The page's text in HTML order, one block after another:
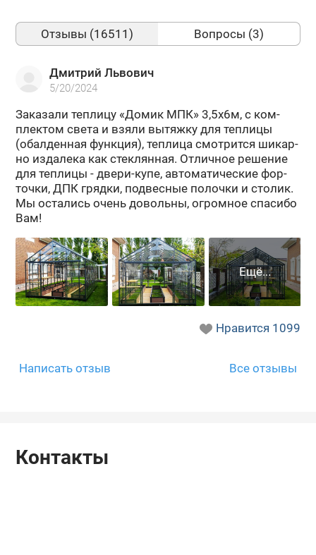
Отзывы (16511) Вопросы (3)
Дмитрий Львович
5/20/2024
За­ка­за­ли теп­ли­цу «Домик МПК» 3,5х6м, с ком­
плек­том света и взяли вы­тяж­ку для теп­ли­цы
(обал­ден­ная функ­ция), теп­ли­ца смот­рит­ся ши­кар­
но из­да­ле­ка как стек­лян­ная. От­лич­ное ре­ше­ние
для теп­ли­цы - двери-​купе, ав­то­ма­ти­че­ские фор­
точ­ки, ДПК гряд­ки, под­вес­ные по­лоч­ки и сто­лик.
Мы оста­лись очень до­воль­ны, огром­ное спа­си­бо
Вам!
Нравится 1099
Написать отзыв Все отзывы
Контакты